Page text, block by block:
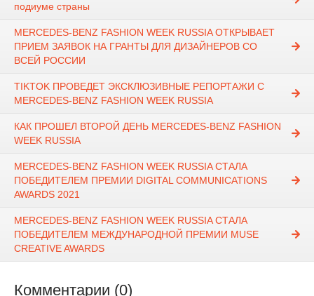
подиуме страны
MERCEDES-BENZ FASHION WEEK RUSSIA ОТКРЫВАЕТ
ПРИЕМ ЗАЯВОК НА ГРАНТЫ ДЛЯ ДИЗАЙНЕРОВ СО
ВСЕЙ РОССИИ
TIKTOK ПРОВЕДЕТ ЭКСКЛЮЗИВНЫЕ РЕПОРТАЖИ С
MERCEDES-BENZ FASHION WEEK RUSSIA
КАК ПРОШЕЛ ВТОРОЙ ДЕНЬ MERCEDES-BENZ FASHION
WEEK RUSSIA
MERCEDES-BENZ FASHION WEEK RUSSIA СТАЛА
ПОБЕДИТЕЛЕМ ПРЕМИИ DIGITAL COMMUNICATIONS
AWARDS 2021
MERCEDES-BENZ FASHION WEEK RUSSIA СТАЛА
ПОБЕДИТЕЛЕМ МЕЖДУНАРОДНОЙ ПРЕМИИ MUSE
CREATIVE AWARDS
Комментарии (0)